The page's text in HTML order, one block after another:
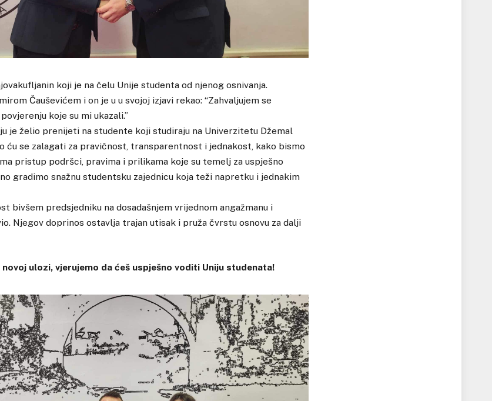
koji je na čelu Unije studenta od njenog osnivanja.
Čauševićem i on je u u svojoj izjavi rekao: “Zahvaljujem se
koje su mi ukazali.”
je želio prenijeti na studente koji studiraju na Univerzitetu Džemal
ću se zalagati za pravičnost, transparentnost i jednakost, kako bismo
pristup podršci, pravima i prilikama koje su temelj za uspješno
gradimo snažnu studentsku zajednicu koja teži napretku i jednakim
bivšem predsjedniku na dosadašnjem vrijednom angažmanu i
Njegov doprinos ostavlja trajan utisak i pruža čvrstu osnovu za dalji
ulozi, vjerujemo da ćeš uspješno voditi Uniju studenata!